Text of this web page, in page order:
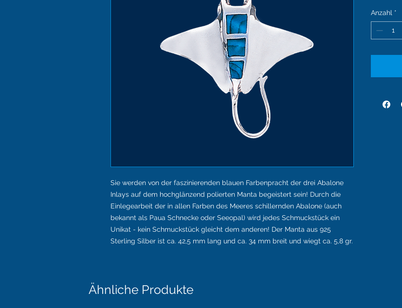
Sie werden von der faszinierenden blauen Farbenpracht der drei Abalone
Inlays auf dem hochglänzend polierten Manta begeistert sein! Durch die
Einlegearbeit der in allen Farben des Meeres schillernden Abalone (auch
bekannt als Paua Schnecke oder Seeopal) wird jedes Schmuckstück ein
Unikat - kein Schmuckstück gleicht dem anderen! Der Manta aus 925
Sterling Silber ist ca. 42,5 mm lang und ca. 34 mm breit und wiegt ca. 5,8 gr.
Anzahl *
Ähnliche Produkte